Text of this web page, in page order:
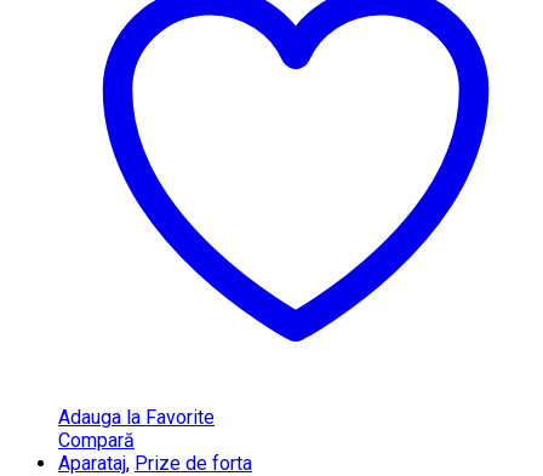
Adauga la Favorite
Compară
Aparataj, Prize de forta